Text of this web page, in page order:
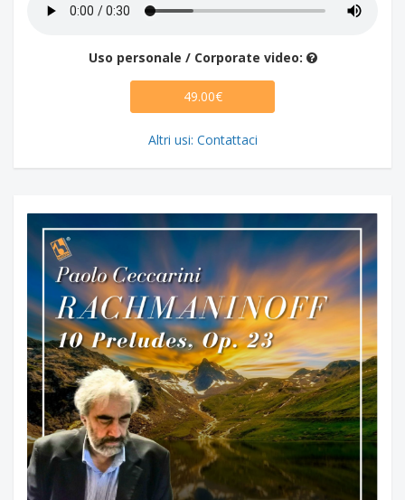
Uso personale / Corporate video:
49.00€
Altri usi: Contattaci